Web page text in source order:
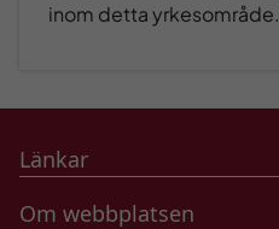
inom detta yrkesområde.
Länkar
Om webbplatsen